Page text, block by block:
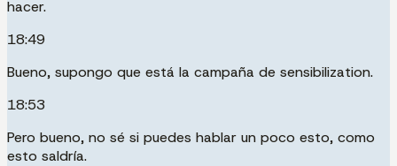
hacer.
18:49
Bueno, supongo que está la campaña de sensibilization.
18:53
Pero bueno, no sé si puedes hablar un poco esto, como
esto saldría.